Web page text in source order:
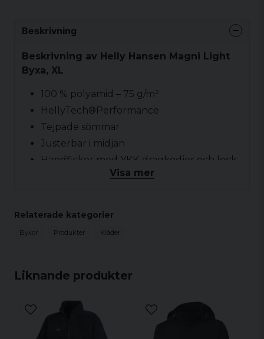
Liknande produkter
Beskrivning
Beskrivning av Helly Hansen Magni Light
Byxa, XL
100 % polyamid – 75 g/m²
HellyTech®Performance
Tejpade sömmar
Justerbar i midjan
Handfickor med YKK-dragkedjor och lock
Benavslut med dragkedjor, vindslå och
kardborrestängning
Visa mer
Relaterade kategorier
Byxor Produkter Kläder